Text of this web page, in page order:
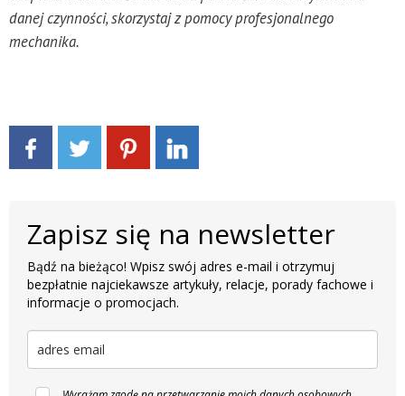
danej czynności, skorzystaj z pomocy profesjonalnego
mechanika.
Zapisz się na newsletter
Bądź na bieżąco! Wpisz swój adres e-mail i otrzymuj
bezpłatnie najciekawsze artykuły, relacje, porady fachowe i
informacje o promocjach.